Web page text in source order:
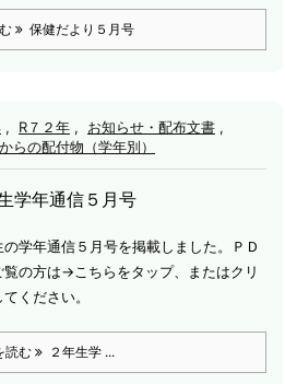
保健だより５月号
, R７２年 , お知らせ・配布文書 ,
らの配付物（学年別）
学年通信５月号
の学年通信５月号を掲載しました。
ＰＤ
覧の方は→こちらをタップ、またはクリ
ください。
読む ２年生学 ...